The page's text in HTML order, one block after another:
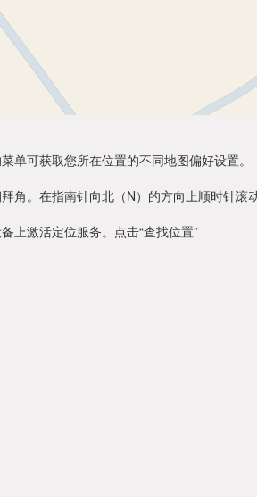
单可获取您所在位置的不同地图偏好设置。
角。在指南针向北（N）的方向上顺时针滚
上激活定位服务。点击“查找位置”